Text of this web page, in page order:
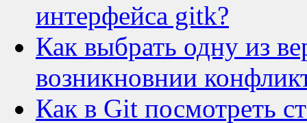
интерфейса gitk?
Как выбрать одну из
возникновнии
Как в Git посмотреть